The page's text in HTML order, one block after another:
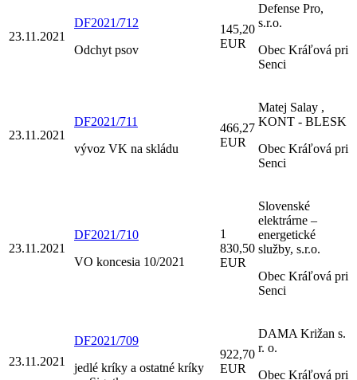
23.11.2021
DF2021/712
Odchyt psov
145,20
EUR
Defense Pro,
s.r.o.
Obec Kráľová pri
Senci
23.11.2021
DF2021/711
vývoz VK na skládu
466,27
EUR
Matej Salay ,
KONT - BLESK
Obec Kráľová pri
Senci
23.11.2021
DF2021/710
VO koncesia 10/2021
1
830,50
EUR
Slovenské
elektrárne –
energetické
služby, s.r.o.
Obec Kráľová pri
Senci
23.11.2021
DF2021/709
jedlé kríky a ostatné kríky
922,70
EUR
DAMA Križan s.
r. o.
Obec Kráľová pri